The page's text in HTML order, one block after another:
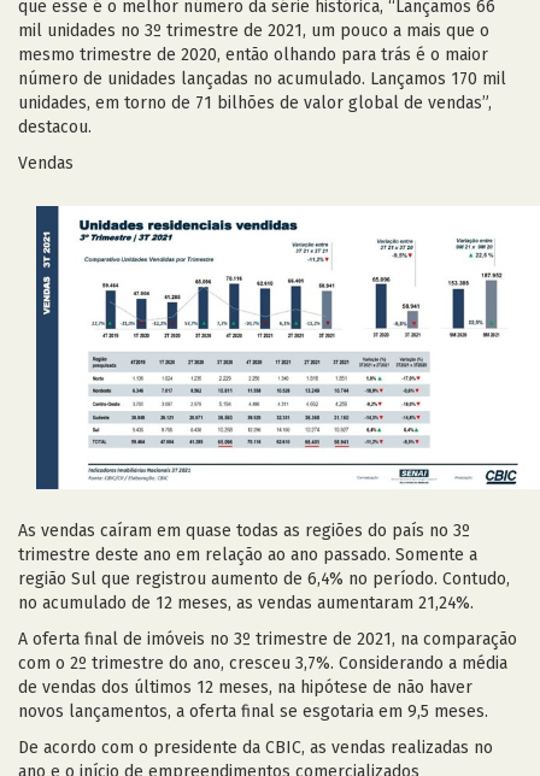
que esse é o melhor número da série histórica, “Lançamos 66
mil unidades no 3º trimestre de 2021, um pouco a mais que o
mesmo trimestre de 2020, então olhando para trás é o maior
número de unidades lançadas no acumulado. Lançamos 170 mil
unidades, em torno de 71 bilhões de valor global de vendas”,
destacou.
Vendas
As vendas caíram em quase todas as regiões do país no 3º
trimestre deste ano em relação ao ano passado. Somente a
região Sul que registrou aumento de 6,4% no período. Contudo,
no acumulado de 12 meses, as vendas aumentaram 21,24%.
A oferta final de imóveis no 3º trimestre de 2021, na comparação
com o 2º trimestre do ano, cresceu 3,7%. Considerando a média
de vendas dos últimos 12 meses, na hipótese de não haver
novos lançamentos, a oferta final se esgotaria em 9,5 meses.
De acordo com o presidente da CBIC, as vendas realizadas no
ano e o início de empreendimentos comercializados